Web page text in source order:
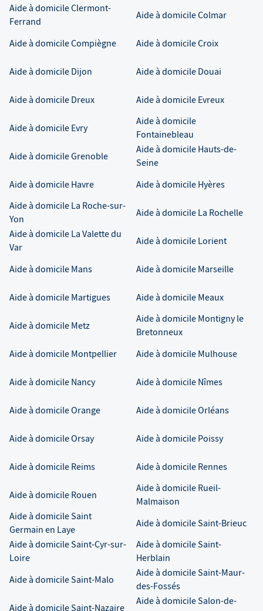
Aide à domicileClermont-
Ferrand
Aide à domicileColmar
Aide à domicileCompiègne Aide à domicileCroix
Aide à domicile Dijon Aide à domicile Douai
Aide à domicile Dreux Aide à domicile Evreux
Aide à domicile Evry
Aide à domicile
Fontainebleau
Aide à domicileGrenoble
Aide à domicile Hauts-de-
Seine
Aide à domicile Havre Aide à domicile Hyères
Aide à domicile La Roche-sur-
Yon
Aide à domicile La Rochelle
Aide à domicile La Valette du
Var
Aide à domicile Lorient
Aide à domicile Mans Aide à domicile Marseille
Aide à domicile Martigues Aide à domicile Meaux
Aide à domicile Metz
Aide à domicile Montigny le
Bretonneux
Aide à domicile Montpellier Aide à domicile Mulhouse
Aide à domicile Nancy Aide à domicile Nîmes
Aide à domicileOrange Aide à domicileOrléans
Aide à domicileOrsay Aide à domicile Poissy
Aide à domicile Reims Aide à domicile Rennes
Aide à domicile Rouen
Aide à domicile Rueil-
Malmaison
Aide à domicileSaint
Germain en Laye
Aide à domicileSaint-Brieuc
Aide à domicileSaint-Cyr-sur-
Loire
Aide à domicileSaint-
Herblain
Aide à domicileSaint-Malo
Aide à domicileSaint-Maur-
des-Fossés
Aide à domicileSaint-Nazaire
Aide à domicileSalon-de-